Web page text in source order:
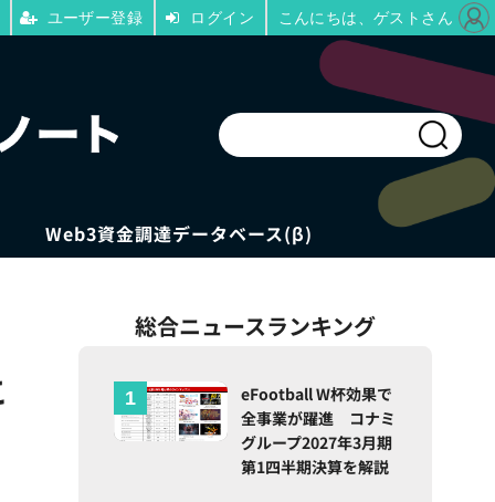
Web3資金調達データベース(β)
総合ニュースランキング
eFootball W杯効果で
全事業が躍進 コナミ
グループ2027年3月期
第1四半期決算を解説
ユーザー登録 ログイン こんにちは、ゲストさん